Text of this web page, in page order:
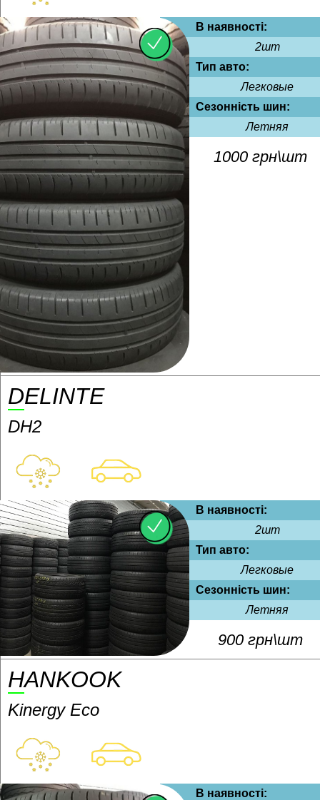
В наявності:
2шт
Тип авто:
Легковые
Сезонність шин:
Летняя
1000 грн\шт
DELINTE
DH2
В наявності:
2шт
Тип авто:
Легковые
Сезонність шин:
Летняя
900 грн\шт
HANKOOK
Kinergy Eco
В наявності: